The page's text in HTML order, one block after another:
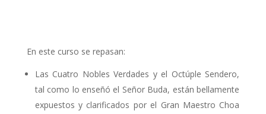
En este curso se repasan:
Las Cuatro Nobles Verdades y el Octúple Sendero,
tal como lo enseñó el Señor Buda, están bellamente
expuestos y clarificados por el Gran Maestro Choa